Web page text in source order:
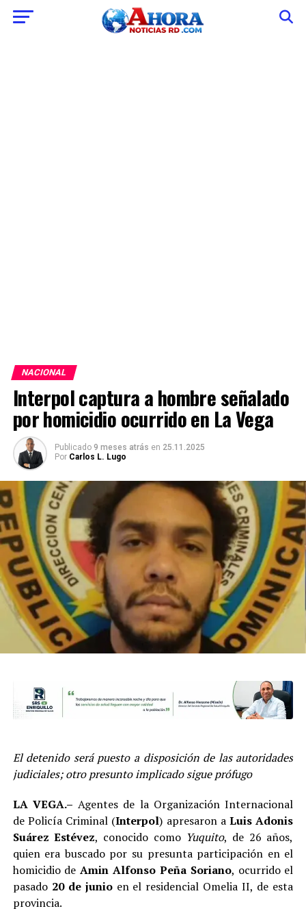
NACIONAL
Interpol captura a hombre señalado
por homicidio ocurrido en La Vega
Publicado 9 meses atrás en 25.11.2025
Por Carlos L. Lugo
El detenido será puesto a disposición de las autoridades
judiciales; otro presunto implicado sigue prófugo
LA VEGA.– Agentes de la Organización Internacional
de Policía Criminal (Interpol) apresaron aLuis Adonis
Suárez Estévez, conocido como Yuquito, de 26 años,
quien era buscado por su presunta participación en el
homicidio deAmin Alfonso Peña Soriano, ocurrido el
pasado 20 de junioen el residencial Omelia II, de esta
provincia.